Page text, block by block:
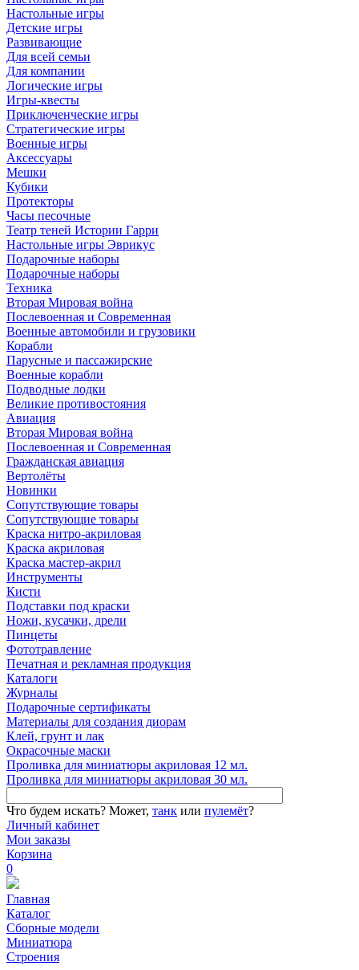
Настольные игры
Детские игры
Развивающие
Для всей семьи
Для компании
Логические игры
Игры-квесты
Приключенческие игры
Стратегические игры
Военные игры
Аксессуары
Мешки
Кубики
Протекторы
Часы песочные
Театр теней Истории Гарри
Настольные игры Эврикус
Подарочные наборы
Подарочные наборы
Техника
Вторая Мировая война
Послевоенная и Современная
Военные автомобили и грузовики
Корабли
Парусные и пассажирские
Военные корабли
Подводные лодки
Великие противостояния
Авиация
Вторая Мировая война
Послевоенная и Современная
Гражданская авиация
Вертолёты
Новинки
Сопутствующие товары
Сопутствующие товары
Краска нитро-акриловая
Краска акриловая
Краска мастер-акрил
Инструменты
Кисти
Подставки под краски
Ножи, кусачки, дрели
Пинцеты
Фототравление
Печатная и рекламная продукция
Каталоги
Журналы
Подарочные сертификаты
Материалы для создания диорам
Клей, грунт и лак
Окрасочные маски
Проливка для миниатюры акриловая 12 мл.
Проливка для миниатюры акриловая 30 мл.
Что будем искать? Может, танк или пулемёт?
Личный кабинет
Мои заказы
Корзина
0
Главная
Каталог
Сборные модели
Миниатюра
Строения